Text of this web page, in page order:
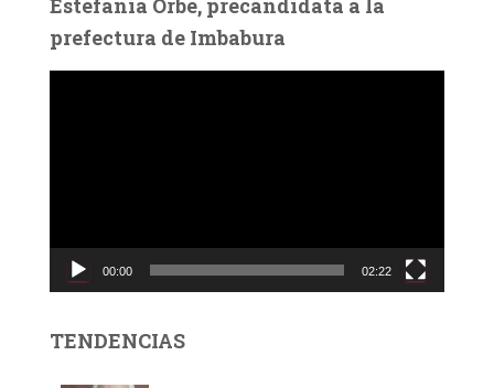
Estefanía Orbe, precandidata a la
prefectura de Imbabura
c
d
00:00 02:22
TENDENCIAS